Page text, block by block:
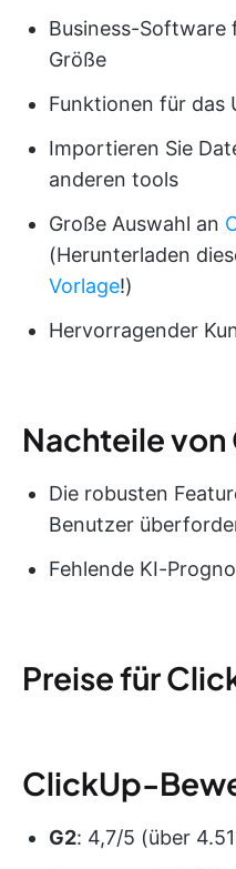
Business-Software
Größe
Funktionen für das
Importieren Sie
anderen tools
Große Auswahl an
(Herunterladen
Vorlage!)
Hervorragender
Nachteile von
Die robusten
Benutzer
Fehlende KI-
Preise für
ClickUp-
G2: 4,7/5 (über